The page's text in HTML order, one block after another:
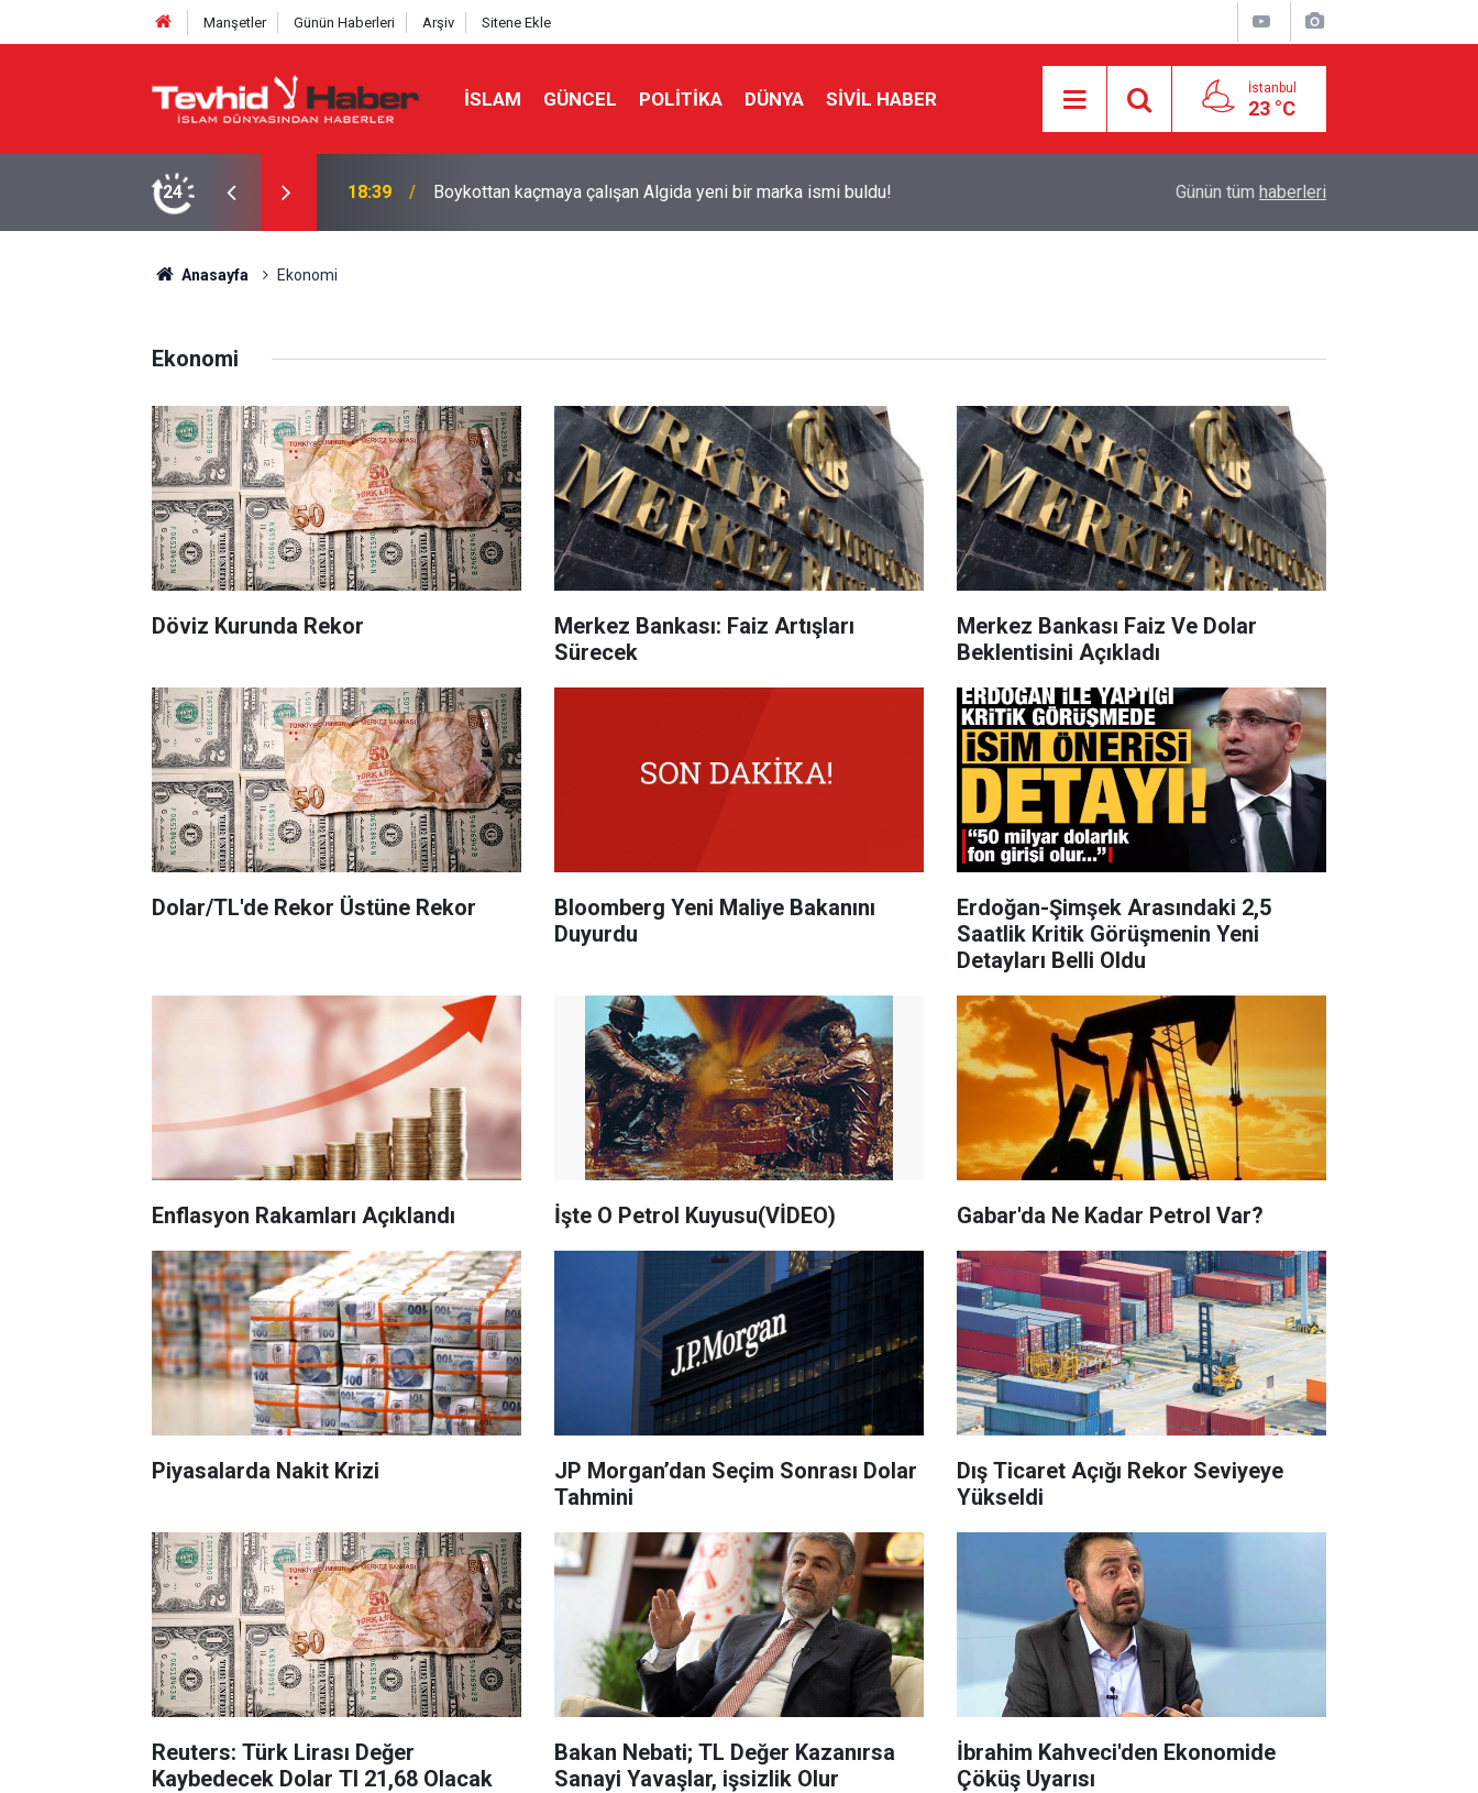
Manşetler Günün Haberleri Arşiv Sitene Ekle
İSLAM GÜNCEL POLITIKA DÜNYA SIVIL HABER İstanbul
23 °C
24
yeni bir marka ismi buldu! 18:29 Starbucks'tan 'Tarihi' Skandal: Polisler genel merkezi bastı! İşgalci Yerleşimciler Filistinlilerin Evlerini Ateşe
Günün tüm haberleri
Anasayfa Ekonomi
Ekonomi
Döviz Kurunda Rekor
Merkez Bankası: Faiz Artışları
Sürecek
Merkez Bankası Faiz Ve Dolar
Beklentisini Açıkladı
Dolar/TL'de Rekor Üstüne Rekor
Bloomberg Yeni Maliye Bakanını
Duyurdu
Erdoğan-Şimşek Arasındaki 2,5
Saatlik Kritik Görüşmenin Yeni
Detayları Belli Oldu
Enflasyon Rakamları Açıklandı İşte O Petrol Kuyusu(VİDEO) Gabar'da Ne Kadar Petrol Var?
Piyasalarda Nakit Krizi
JP Morgan’dan Seçim Sonrası Dolar
Tahmini
Dış Ticaret Açığı Rekor Seviyeye
Yükseldi
Reuters: Türk Lirası Değer
Kaybedecek Dolar Tl 21,68 Olacak
Bakan Nebati; TL Değer Kazanırsa
Sanayi Yavaşlar, işsizlik Olur
İbrahim Kahveci'den Ekonomide
Çöküş Uyarısı